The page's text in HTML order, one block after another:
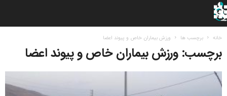
خانه برچسب ها ورزش بیماران خاص و پیوند اعضا
برچسب: ورزش بیماران خاص و پیوند اعضا